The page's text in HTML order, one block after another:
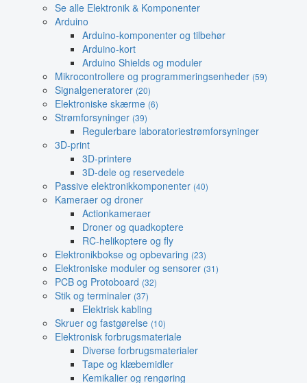
Se alle Elektronik & Komponenter
Arduino
Arduino-komponenter og tilbehør
Arduino-kort
Arduino Shields og moduler
Mikrocontrollere og programmeringsenheder (59)
Signalgeneratorer (20)
Elektroniske skærme (6)
Strømforsyninger (39)
Regulerbare laboratoriestrømforsyninger
3D-print
3D-printere
3D-dele og reservedele
Passive elektronikkomponenter (40)
Kameraer og droner
Actionkameraer
Droner og quadkoptere
RC-helikoptere og fly
Elektronikbokse og opbevaring (23)
Elektroniske moduler og sensorer (31)
PCB og Protoboard (32)
Stik og terminaler (37)
Elektrisk kabling
Skruer og fastgørelse (10)
Elektronisk forbrugsmateriale
Diverse forbrugsmaterialer
Tape og klæbemidler
Kemikalier og rengøring